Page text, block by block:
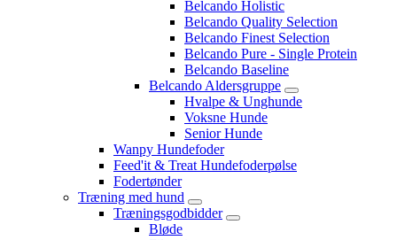
Belcando Holistic
Belcando Quality Selection
Belcando Finest Selection
Belcando Pure - Single Protein
Belcando Baseline
Belcando Aldersgruppe
Hvalpe & Unghunde
Voksne Hunde
Senior Hunde
Wanpy Hundefoder
Feed'it & Treat Hundefoderpølse
Fodertønder
Træning med hund
Træningsgodbidder
Bløde